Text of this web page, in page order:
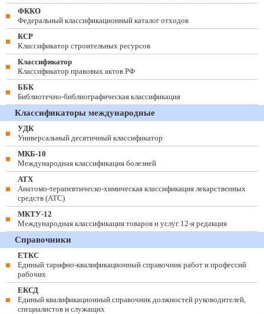
ФККО
Федеральный классификационный каталог отходов
КСР
Классификатор строительных ресурсов
Классификатор
Классификатор правовых актов РФ
ББК
Библиотечно-библиографическая классификация
Классификаторы международные
УДК
Универсальный десятичный классификатор
МКБ-10
Международная классификация болезней
АТХ
Анатомо-терапевтическо-химическая классификация лекарственных
средств (ATC)
МКТУ-12
Международная классификация товаров и услуг 12-я редакция
Справочники
ЕТКС
Единый тарифно-квалификационный справочник работ и профессий
рабочих
ЕКСД
Единый квалификационный справочник должностей руководителей,
специалистов и служащих